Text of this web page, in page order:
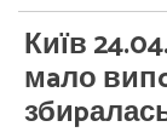
Київ
мaло